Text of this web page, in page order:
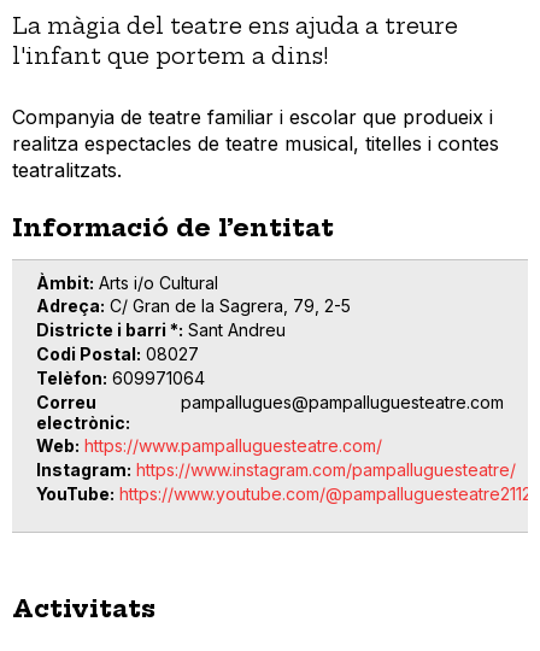
La màgia del teatre ens ajuda a treure
l'infant que portem a dins!
Companyia de teatre familiar i escolar que produeix i
realitza espectacles de teatre musical, titelles i contes
teatralitzats.
Informació de l’entitat
Àmbit Arts i/o Cultural
Adreça C/ Gran de la Sagrera, 79, 2-5
Districte i barri * Sant Andreu
Codi Postal 08027
Telèfon 609971064
Correu
electrònic
pampallugues@pampalluguesteatre.com
Web https://www.pampalluguesteatre.com/
Instagram https://www.instagram.com/pampalluguesteatre/
YouTube https://www.youtube.com/@pampalluguesteatre2112
Activitats